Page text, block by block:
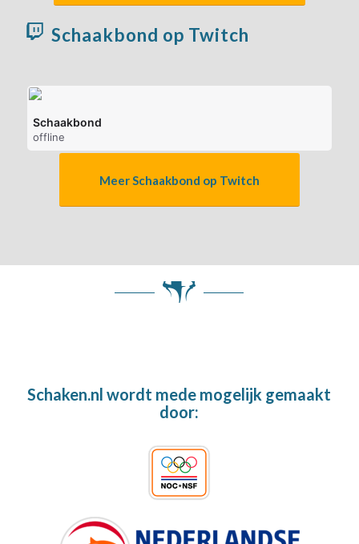
Schaakbond op Twitch
Schaakbond
offline
Meer Schaakbond op Twitch
Schaken.nl wordt mede mogelijk gemaakt
door: